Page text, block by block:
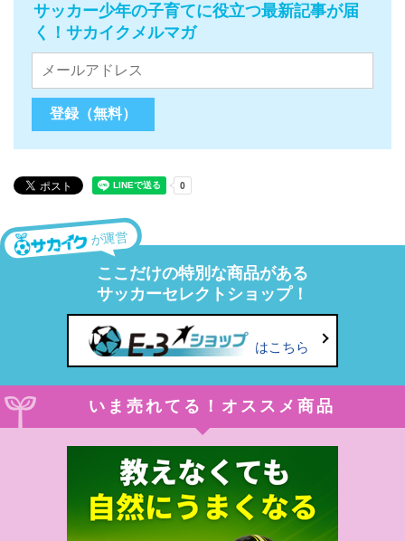
サッカー少年の子育てに役立つ最新記事が届
く！サカイクメルマガ
が運営
ここだけの特別な商品がある
サッカーセレクトショップ！
はこちら
いま売れてる！オススメ商品